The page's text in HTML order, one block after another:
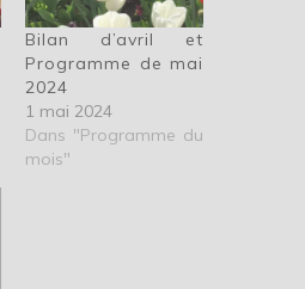
Bilan d’avril et
Programme de mai
2024
1 mai 2024
Dans "Programme du
mois"